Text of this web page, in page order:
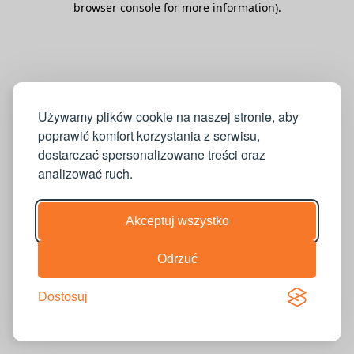
Używamy plików cookie na naszej stronie, aby
poprawić komfort korzystania z serwisu,
dostarczać spersonalizowane treści oraz
analizować ruch.
Akceptuj wszystko
Odrzuć
Dostosuj
browser console for more information).